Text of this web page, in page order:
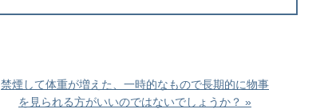
禁煙して体重が増えた、一時的なもので長期的に物事
を見られる方がいいのではないでしょうか？ »